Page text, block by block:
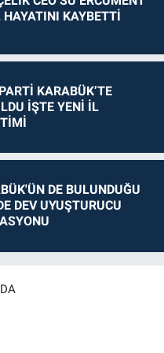
HAYATINI KAYBETTİ
KARABÜK’TE
İŞTE YENİ İL
DE BULUNDUĞU
DEV UYUŞTURUCU